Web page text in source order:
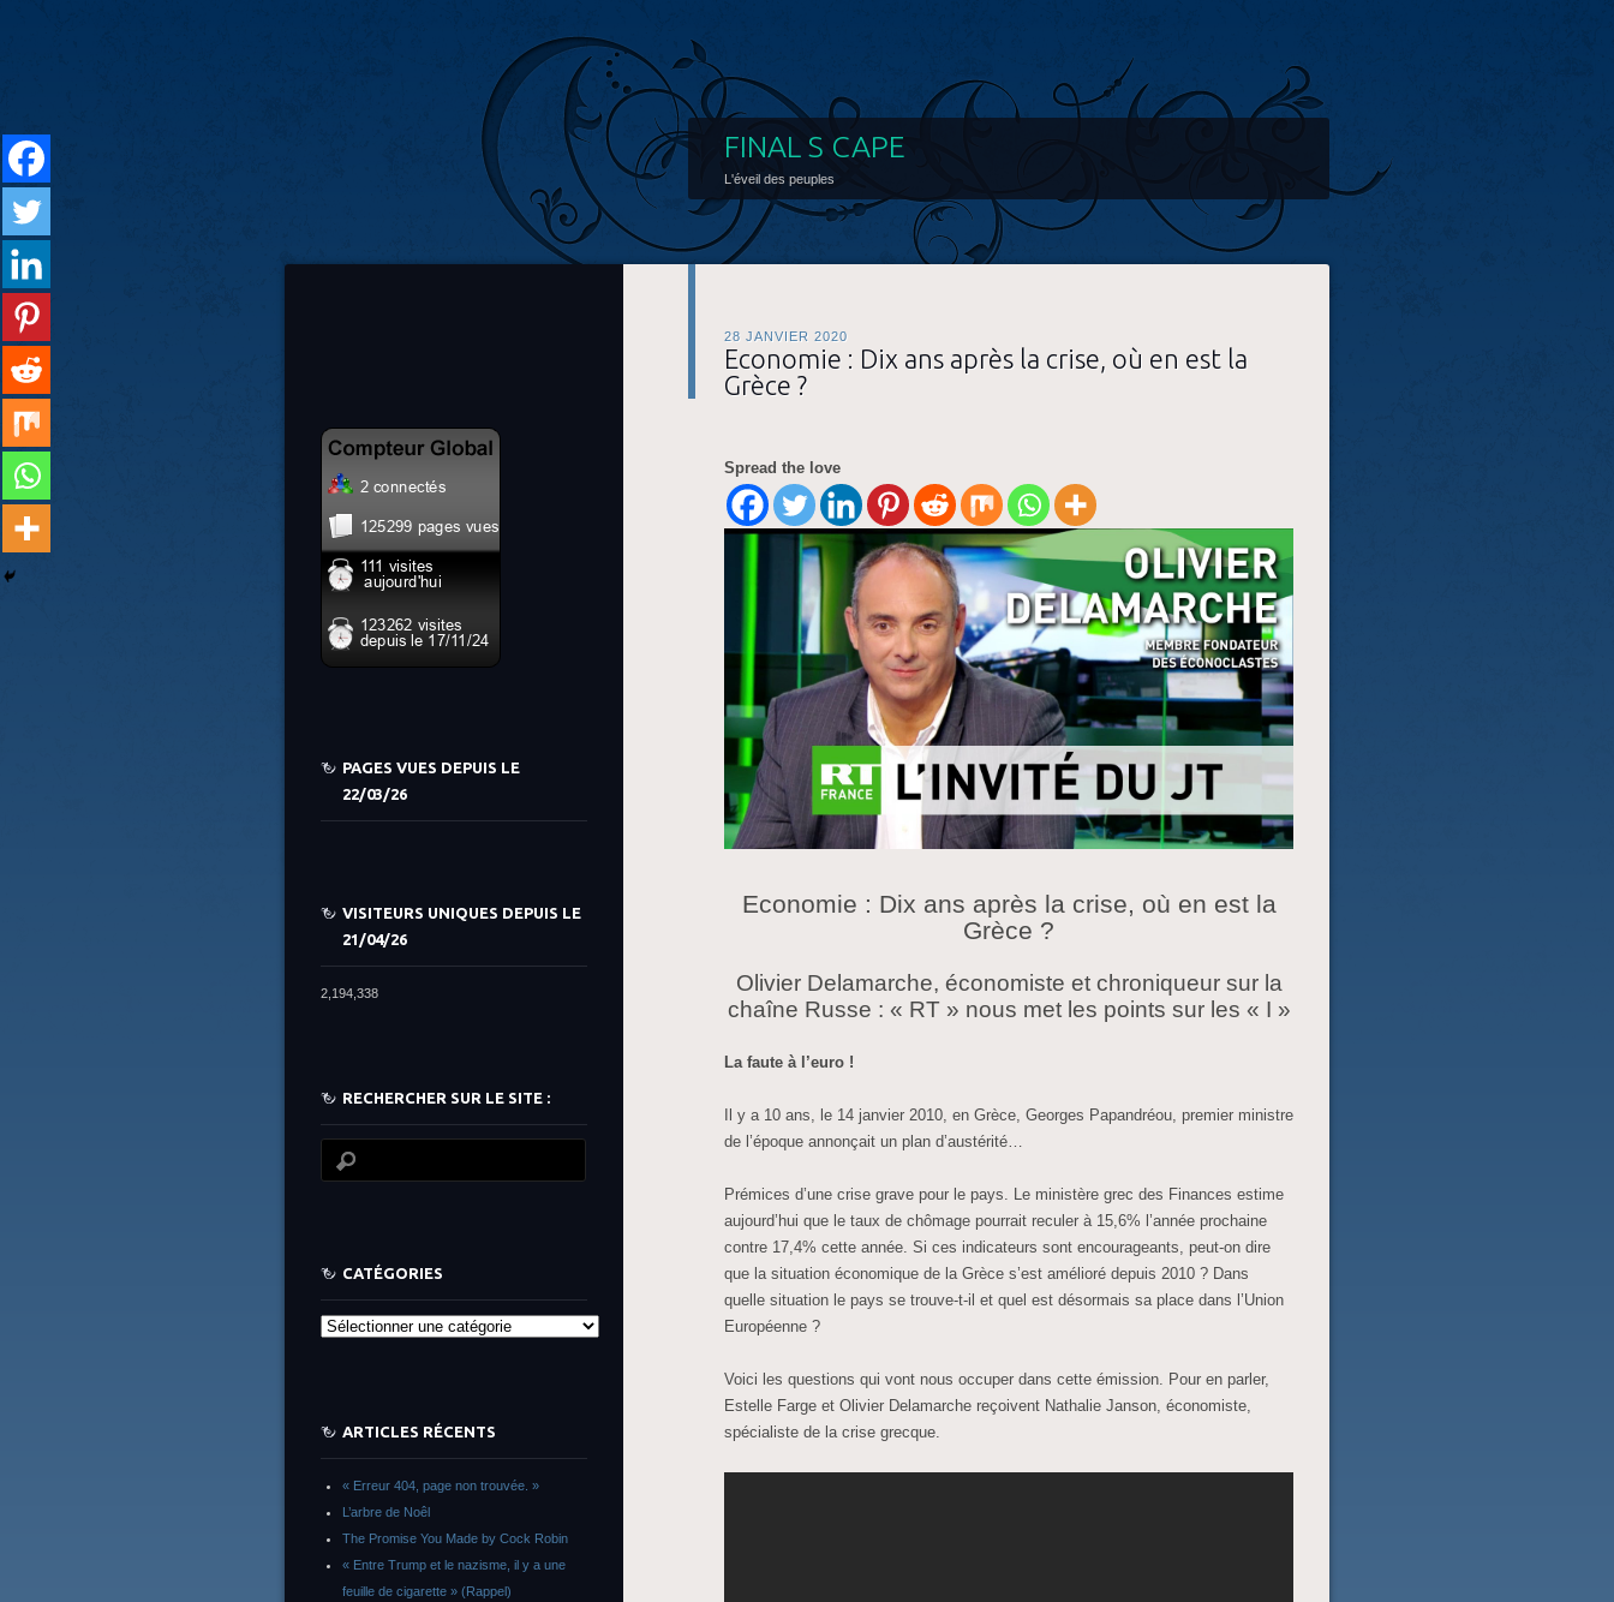
FINAL S CAPE
L'éveil des peuples
28 JANVIER 2020
Economie : Dix ans après la crise, où en est la
Grèce ?
Spread the love
Economie : Dix ans après la crise, où en est la
Grèce ?
Olivier Delamarche, économiste et chroniqueur sur la
chaîne Russe : « RT » nous met les points sur les « I »
La faute à l’euro !
Il y a 10 ans, le 14 janvier 2010, en Grèce, Georges Papandréou, premier ministre
de l’époque annonçait un plan d’austérité…
Prémices d’une crise grave pour le pays. Le ministère grec des Finances estime
aujourd’hui que le taux de chômage pourrait reculer à 15,6% l’année prochaine
contre 17,4% cette année. Si ces indicateurs sont encourageants, peut-on dire
que la situation économique de la Grèce s’est amélioré depuis 2010 ? Dans
quelle situation le pays se trouve-t-il et quel est désormais sa place dans l’Union
Européenne ?
Voici les questions qui vont nous occuper dans cette émission. Pour en parler,
Estelle Farge et Olivier Delamarche reçoivent Nathalie Janson, économiste,
spécialiste de la crise grecque.
PAGES VUES DEPUIS LE
22/03/26
VISITEURS UNIQUES DEPUIS LE
21/04/26
2,194,338
RECHERCHER SUR LE SITE :
CATÉGORIES
Catégories
ARTICLES RÉCENTS
« Erreur 404, page non trouvée. »
L’arbre de Noêl
The Promise You Made by Cock Robin
« Entre Trump et le nazisme, il y a une
feuille de cigarette » (Rappel)